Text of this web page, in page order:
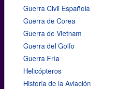
Guerra Civil Española
Guerra de Corea
Guerra de Vietnam
Guerra del Golfo
Guerra Fría
Helicópteros
Historia de la Aviación